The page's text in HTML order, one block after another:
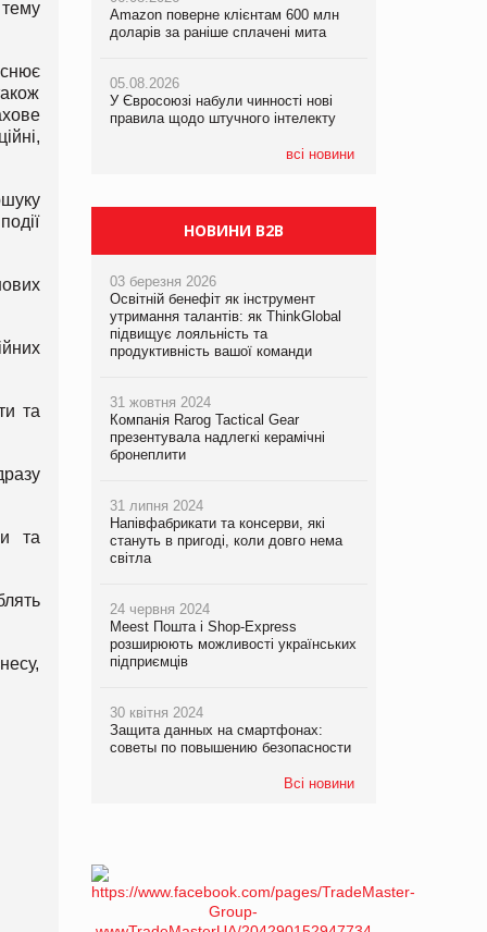
та
та
Amazon поверне клієнтам 600 млн
доларів за раніше сплачені мита
05.08.2026
У Євросоюзі набули чинності нові
правила щодо штучного інтелекту
всі новини
Amazon поверне клієнтам 600 млн
доларів за раніше сплачені мита
05.08.2026
У Євросоюзі набули чинності нові
правила щодо штучного інтелекту
правила щодо штучного інтелекту
Рекламна платформа вимагає від
Google компенсацію за втрату 6,9
трлн рекламних показів
НОВИНИ B2B
03 березня 2026
Освітній бенефіт як інструмент
утримання талантів: як ThinkGlobal
підвищує лояльність та
продуктивність вашої команди
31 жовтня 2024
Компанія Rarog Tactical Gear
презентувала надлегкі керамічні
бронеплити
31 липня 2024
Напівфабрикати та консерви, які
стануть в пригоді, коли довго нема
світла
24 червня 2024
Meest Пошта і Shop-Express
розширюють можливості українських
підприємців
30 квітня 2024
Защита данных на смартфонах:
советы по повышению безопасности
Всі новини